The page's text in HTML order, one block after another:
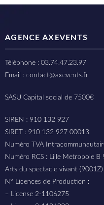
AGENCE AXEVENTS
Téléphone : 03.74.47.23.97
Email : contact@axevents.fr
SASU Capital social de 7500€
SIREN : 910 132 927
SIRET : 910 132 927 00013
Numéro TVA
Numéro RCS : Lille Metropole B
Arts du spectacle vivant (9001Z)
N° Licences de Production :
– License 2-1106275